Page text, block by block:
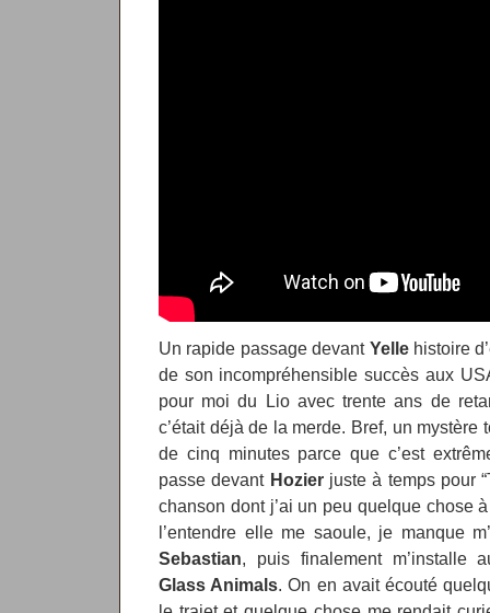
Un rapide passage devant Yellehistoire
de son incompréhensible succès aux
pour moi du Lio avec trente ans de
c’était déjà de la merde. Bref, un mystère
de cinq minutes parce que c’est
passe devant Hozierjuste à temps pour
chanson dont j’ai un peu quelque chose
l’entendre elle me saoule, je manque
Sebastian, puis finalement m’installe
Glass Animals. On en avait écouté